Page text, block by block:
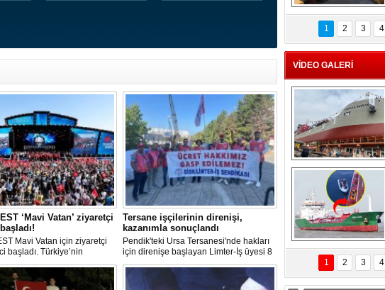
‘Mavi Vatan’ ziyaretçi
Mavi Vatan için ziyaretçi
başladı. Türkiye’nin
savunma teknolojilerine
etkinliği, 20-23 Ağustos
Gölcük Tersanesi
Tersane işçilerinin direnişi,
kazanımla sonuçlandı
Pendik'teki Ursa Tersanesi'nde hakları
için direnişe başlayan Limter-İş üyesi 8
işçinin mücadelesi sonuç verdi. İşveren,
arabulucu görüşmesinde tüm
alacakların ödenmesini kabul etti.
MSC'den 55 milyon
euroluk turizm geliri
müjdesi
1 2 3 4
VİDEO GALERİ
Çeksan Tersanesi,
Başaran Bayrak
tankerini suya
indirdi
Göçmenlerin
imdadına Türk
sahipli MINA DENIZ
yetişti
1 2 3 4